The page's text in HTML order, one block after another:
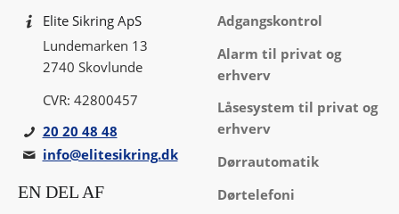
Elite Sikring ApS
Lundemarken 13
2740 Skovlunde
CVR: 42800457
20 20 48 48
info@­elitesikring.dk
EN DEL AF
Adgangskontrol
Alarm til privat og
erhverv
Låsesystem til privat og
erhverv
Dørrautomatik
Dørtelefoni